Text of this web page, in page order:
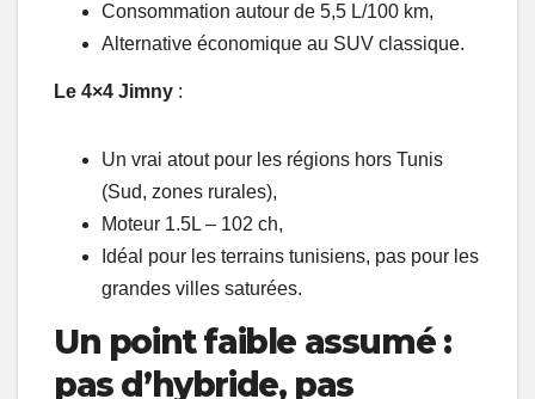
Consommation autour de 5,5 L/100 km,
Alternative économique au SUV classique.
Le 4×4 Jimny :
Un vrai atout pour les régions hors Tunis
(Sud, zones rurales),
Moteur 1.5L – 102 ch,
Idéal pour les terrains tunisiens, pas pour les
grandes villes saturées.
Un point faible assumé :
pas d’hybride, pas